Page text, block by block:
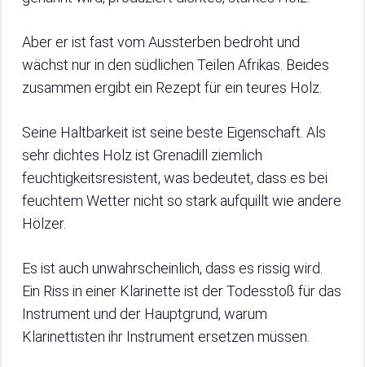
Aber er ist fast vom Aussterben bedroht und
wächst nur in den südlichen Teilen Afrikas. Beides
zusammen ergibt ein Rezept für ein teures Holz.
Seine Haltbarkeit ist seine beste Eigenschaft. Als
sehr dichtes Holz ist Grenadill ziemlich
feuchtigkeitsresistent, was bedeutet, dass es bei
feuchtem Wetter nicht so stark aufquillt wie andere
Hölzer.
Es ist auch unwahrscheinlich, dass es rissig wird.
Ein Riss in einer Klarinette ist der Todesstoß für das
Instrument und der Hauptgrund, warum
Klarinettisten ihr Instrument ersetzen müssen.